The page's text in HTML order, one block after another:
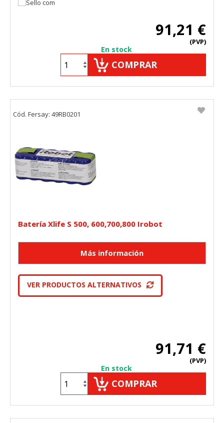
91,21 €
(PVP)
En stock
COMPRAR
Batería Xlife S 500, 600,700,800 Irobot
VER PRODUCTOS ALTERNATIVOS
91,71 €
(PVP)
En stock
COMPRAR
Cód. Fersay: 49RB0201